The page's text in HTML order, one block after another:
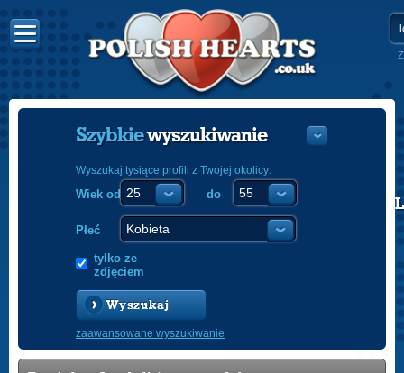
POLISH
Szybkiewyszukiwanie
Wyszukaj tysiące profili z Twojej okolicy:
Wiek od do
Płeć
tylko ze
zdjęciem
Wyszukaj
zaawansowane wyszukiwanie